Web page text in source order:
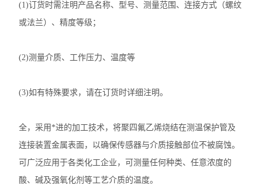
(1)订货时需注明产品名称、型号、测量范围、连接方式（螺纹
或法兰）、精度等级；
(2)测量介质、工作压力、温度等
(3)如有特殊要求，请在订货时详细注明。
全，采用*进的加工技术，将聚四氟乙烯烧结在测温保护管及
连接装置金属表面，以确保传感器与介质接触部位不被腐蚀。
可广泛应用于各类化工企业，可测量任何种类、任意浓度的
酸、碱及强氧化剂等工艺介质的温度。